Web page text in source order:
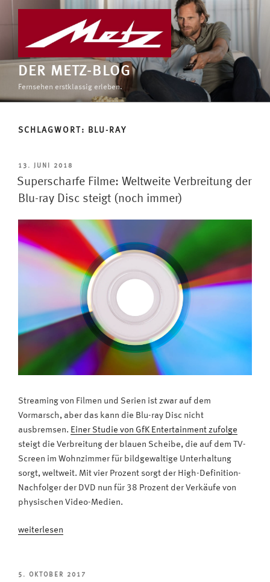
DER METZ-BLOG
Fernsehen erstklassig erleben.
SCHLAGWORT: BLU-RAY
VERÖFFENTLICHT
AM
13. JUNI 2018
Superscharfe Filme: Weltweite Verbreitung der
Blu-ray Disc steigt (noch immer)
Streaming von Filmen und Serien ist zwar auf dem
Vormarsch, aber das kann die Blu-ray Disc nicht
ausbremsen. Einer Studie von GfK Entertainment zufolge
steigt die Verbreitung der blauen Scheibe, die auf dem TV-
Screen im Wohnzimmer für bildgewaltige Unterhaltung
sorgt, weltweit. Mit vier Prozent sorgt der High-Definition-
Nachfolger der DVD nun für 38 Prozent der Verkäufe von
physischen Video-Medien.
„Superscharfe
Verbreitung
weiterlesen
VERÖFFENTLICHT
5. OKTOBER 2017